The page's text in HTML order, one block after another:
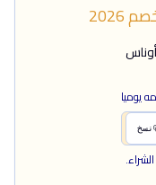
2026
يوميا
نسخ